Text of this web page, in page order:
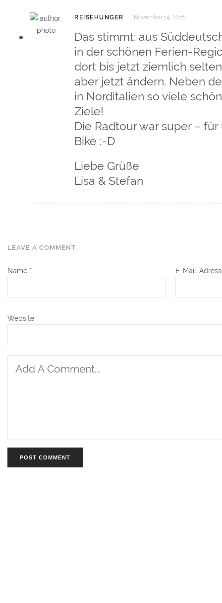
REISEHUNGER November 14. 2018
Das stimmt: aus
in der schönen Ferien-
dort bis jetzt ziemlich
aber jetzt ändern. Neben
in Norditalien so viele
Ziele!
Die Radtour war super –
Bike ;-D
Liebe Grüße
Lisa & Stefan
LEAVE A COMMENT
Name * E-Mail-
Website